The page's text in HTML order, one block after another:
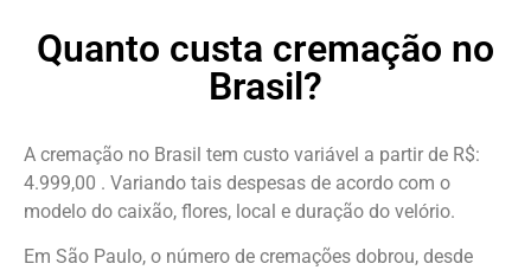
Quanto custa cremação no
Brasil?
A cremação no Brasil tem custo variável a partir de R$:
4.999,00 . Variando tais despesas de acordo com o
modelo do caixão, flores, local e duração do velório.
Em São Paulo, o número de cremações dobrou, desde